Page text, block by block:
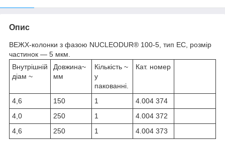
Опис
ВЕЖХ-колонки з фазою NUCLEODUR® 100-5, тип EC, розмір
частинок — 5 мкм.
Внутрішній
діам ~
Довжина~
мм
Кількість ~
у
пакованні.
Кат. номер
4,6 150 1
4.004 374
4,0
250 1
4.004 372
4,6
250 1 4.004 373